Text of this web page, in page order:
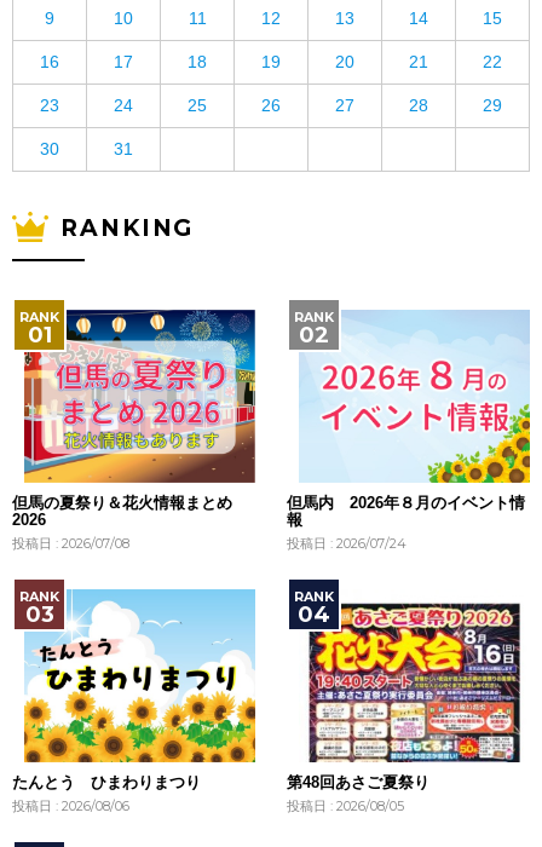
9 10 11 12 13 14 15
16 17 18 19 20 21 22
23 24 25 26 27 28 29
30 31
RANKING
但馬の夏祭り＆花火情報まとめ
2026
投稿日 : 2026/07/08
但馬内 2026年８月のイベント情
報
投稿日 : 2026/07/24
たんとう ひまわりまつり
投稿日 : 2026/08/06
第48回あさご夏祭り
投稿日 : 2026/08/05